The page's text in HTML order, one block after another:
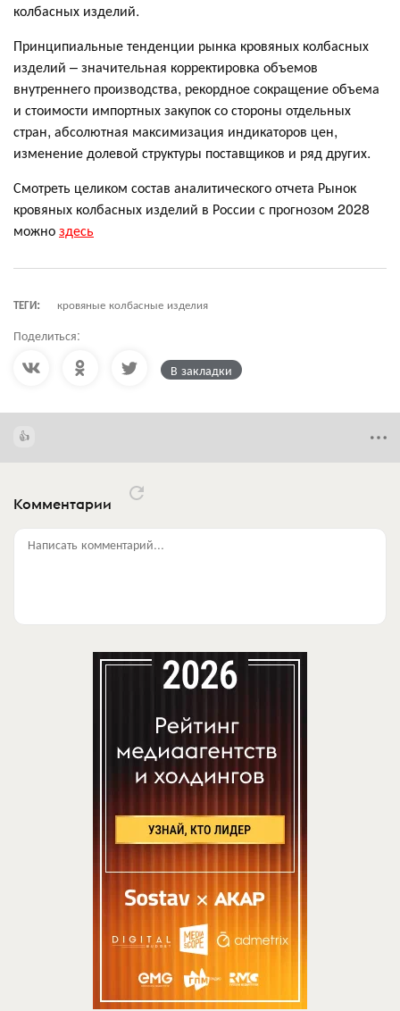
колбасных изделий.
Принципиальные тенденции рынка кровяных колбасных
изделий – значительная корректировка объемов
внутреннего производства, рекордное сокращение объема
и стоимости импортных закупок со стороны отдельных
стран, абсолютная максимизация индикаторов цен,
изменение долевой структуры поставщиков и ряд других.
Смотреть целиком состав аналитического отчета Рынок
кровяных колбасных изделий в России с прогнозом 2028
можноздесь
ТЕГИ: кровяные колбасные изделия
Поделиться:
В закладки
Комментарии
Написать комментарий...